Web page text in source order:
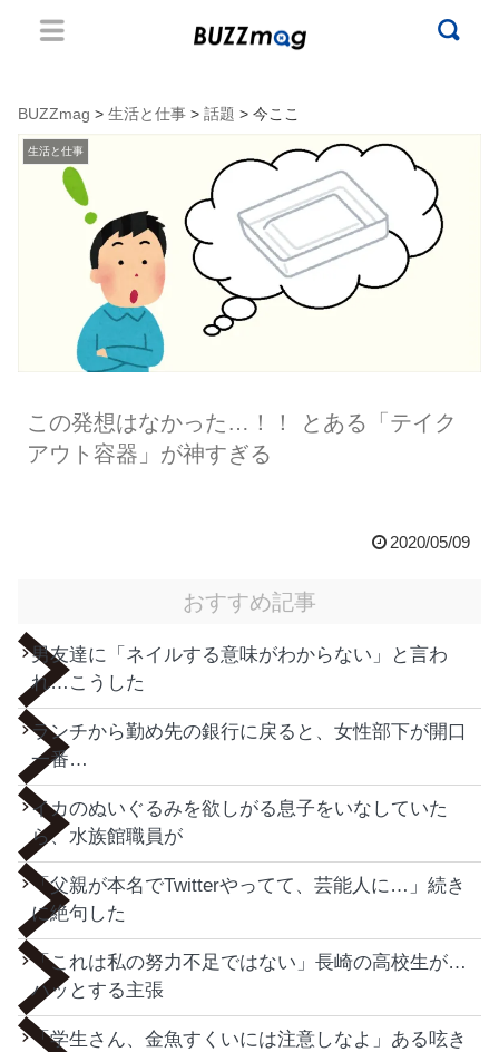
BUZZmag > 生活と仕事 > 話題 > 今ここ
生活と仕事
この発想はなかった…！！ とある「テイク
アウト容器」が神すぎる
2020/05/09
おすすめ記事
男友達に「ネイルする意味がわからない」と言わ
れ…こうした
ランチから勤め先の銀行に戻ると、女性部下が開口
一番…
イカのぬいぐるみを欲しがる息子をいなしていた
ら、水族館職員が
「父親が本名でTwitterやってて、芸能人に…」続き
に絶句した
「これは私の努力不足ではない」長崎の高校生が…
ハッとする主張
「学生さん、金魚すくいには注意しなよ」ある呟き